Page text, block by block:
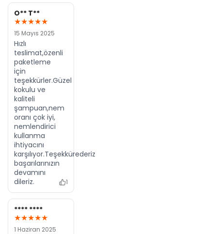
O** T**
★★★★★
15 Mayıs 2025
Hızlı
teslimat,özenli
paketleme
için
teşekkürler.Güzel
kokulu ve
kaliteli
şampuan,nem
oranı çok iyi,
nemlendirici
kullanma
ihtiyacını
karşılıyor.Teşekkürederiz
başarılarınızın
devamını
dileriz.
1
**** ****
★★★★★
1 Haziran 2025